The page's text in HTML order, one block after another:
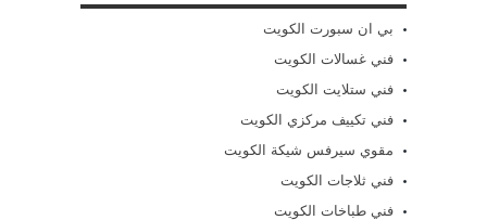
بي ان سبورت الكويت
فني غسالات الكويت
فني ستلايت الكويت
فني تكييف مركزي الكويت
مقوي سيرفس شيكة الكويت
فني ثلاجات الكويت
فني طباخات الكويت